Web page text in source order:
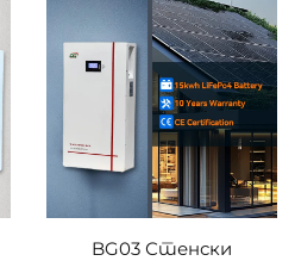
BG03 Стенски